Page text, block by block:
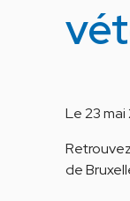
Le23
de